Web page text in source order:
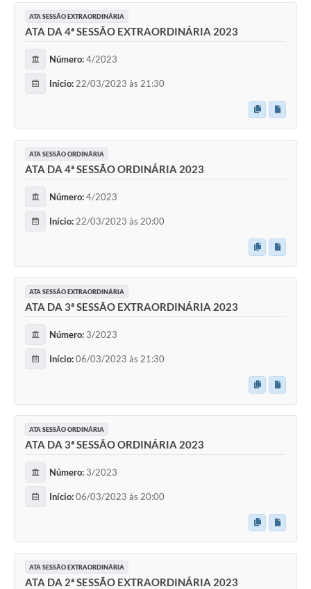
ATA SESSÃO EXTRAORDINÁRIA
ATA DA 4ª SESSÃO EXTRAORDINÁRIA 2023
Número:4/2023
Início: 22/03/2023 às 21:30
ATA SESSÃO ORDINÁRIA
ATA DA 4ª SESSÃO ORDINÁRIA 2023
Número:4/2023
Início: 22/03/2023 às 20:00
ATA SESSÃO EXTRAORDINÁRIA
ATA DA 3ª SESSÃO EXTRAORDINÁRIA 2023
Número: 3/2023
Início:06/03/2023 às 21:30
ATA SESSÃO ORDINÁRIA
ATA DA 3ª SESSÃO ORDINÁRIA 2023
Número: 3/2023
Início:06/03/2023 às 20:00
ATA SESSÃO EXTRAORDINÁRIA
ATA DA 2ª SESSÃO EXTRAORDINÁRIA 2023